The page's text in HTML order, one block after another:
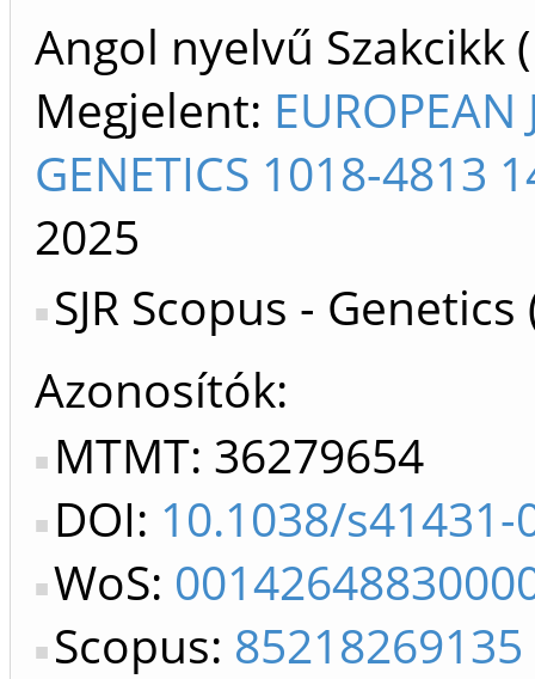
Angol nyelvű
Megjelent:
GENETICS 1018-4813
2025
SJR Scopus -
Azonosítók
MTMT: 36279654
DOI: 10.1038/s41431-
WoS:
Scopus: 85218269135